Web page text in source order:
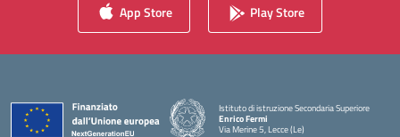
App Store Play Store
Istituto di istruzione Secondaria Superiore
Enrico Fermi
Via Merine 5, Lecce (Le)